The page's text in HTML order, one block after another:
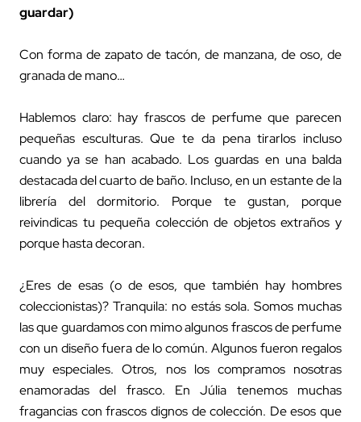
guardar)
Con forma de zapato de tacón, de manzana, de oso, de
granada de mano…
Hablemos claro: hay frascos de perfume que parecen
pequeñas esculturas. Que te da pena tirarlos incluso
cuando ya se han acabado. Los guardas en una balda
destacada del cuarto de baño. Incluso, en un estante de la
librería del dormitorio. Porque te gustan, porque
reivindicas tu pequeña colección de objetos extraños y
porque hasta decoran.
¿Eres de esas (o de esos, que también hay hombres
coleccionistas)? Tranquila: no estás sola. Somos muchas
las que guardamos con mimo algunos frascos de perfume
con un diseño fuera de lo común. Algunos fueron regalos
muy especiales. Otros, nos los compramos nosotras
enamoradas del frasco. En Júlia tenemos muchas
fragancias con frascos dignos de colección. De esos que